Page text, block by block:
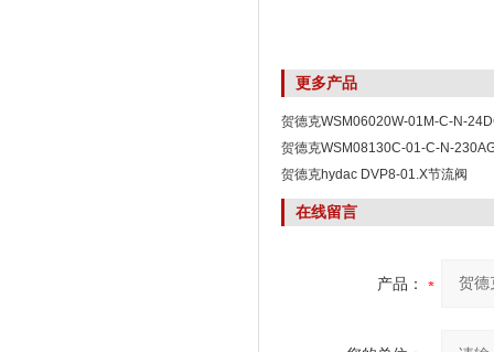
更多产品
贺德克WSM06020W-01M-C-N-
贺德克WSM08130C-01-C-N-
贺德克hydac DVP8-01.X节流阀
在线留言
产品：